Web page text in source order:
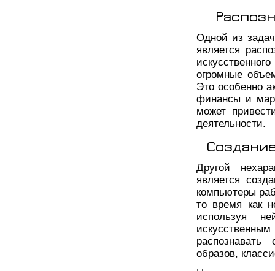
Одной из
является
огромные
Это особенно
финансы и
может
деятельности.
Другой
является
компьютеры
то время как
используя
образов,